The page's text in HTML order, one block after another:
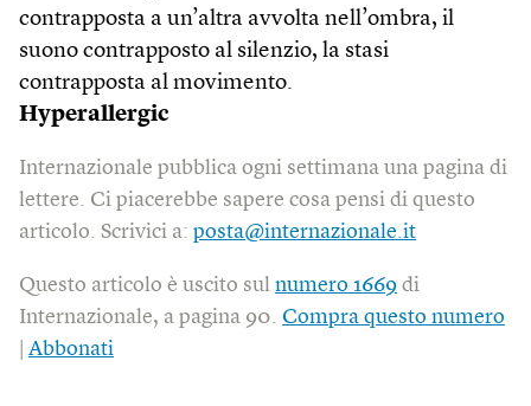
contrapposta a un’altra avvolta nell’ombra, il
suono contrapposto al silenzio, la stasi
contrapposta al movimento.
Hyperallergic
Internazionale pubblica ogni settimana una pagina di
lettere. Ci piacerebbe sapere cosa pensi di questo
articolo. Scrivici a: posta@internazionale.it
Questo articolo è uscito sul numero 1669 di
Internazionale, a pagina 90. Compra questo numero
Abbonati